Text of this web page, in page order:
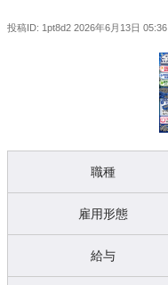
投稿ID: 1pt8d2 2026年6月13日 05:36
職種
雇用形態
給与